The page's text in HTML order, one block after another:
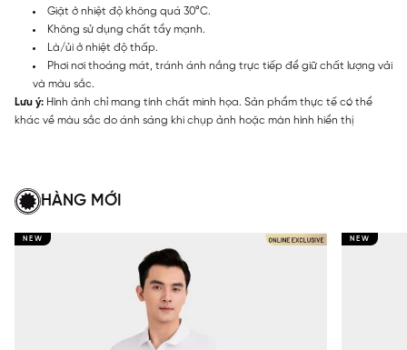
Giặt ở nhiệt độ không quá 30°C.
Không sử dụng chất tẩy mạnh.
Là/ủi ở nhiệt độ thấp.
Phơi nơi thoáng mát, tránh ánh nắng trực tiếp để giữ chất lượng vải
và màu sắc.
Lưu ý: Hình ảnh chỉ mang tính chất minh họa. Sản phẩm thực tế có thể
khác về màu sắc do ánh sáng khi chụp ảnh hoặc màn hình hiển thị
HÀNG MỚI
NEW NEW